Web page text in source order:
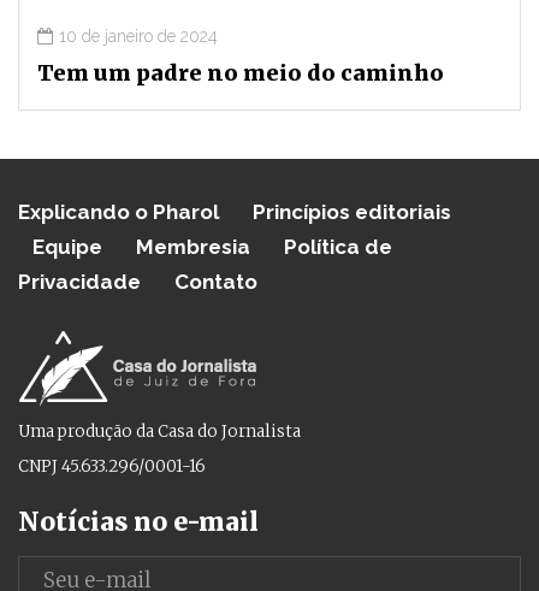
10 de janeiro de 2024
Tem um padre no meio do caminho
Explicando o Pharol
Princípios editoriais
Equipe
Membresia
Política de
Privacidade
Contato
Uma produção da Casa do Jornalista
CNPJ 45.633.296/0001-16
Notícias no e-mail